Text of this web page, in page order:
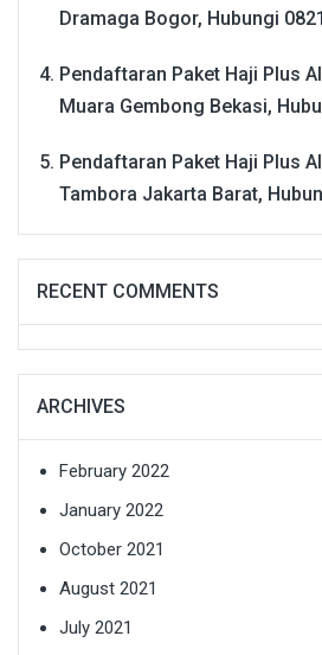
Dramaga Bogor, Hubungi
Pendaftaran Paket Haji Plus
Muara Gembong Bekasi,
Pendaftaran Paket Haji Plus
Tambora Jakarta Barat,
RECENT COMMENTS
ARCHIVES
February 2022
January 2022
October 2021
August 2021
July 2021